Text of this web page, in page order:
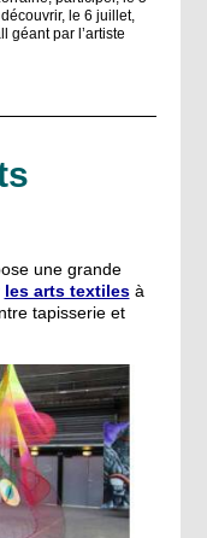
le 6 juillet,
géant par l’artiste
une grande
les arts textilesà
tapisserie et